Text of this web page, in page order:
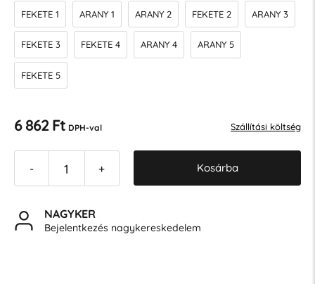
FEKETE 1 ARANY 1 ARANY 2 FEKETE 2 ARANY 3
FEKETE 3 FEKETE 4 ARANY 4 ARANY 5
FEKETE 5
6 862 Ft DPH-val Szállítási költség
- + Kosárba
NAGYKER
Bejelentkezés nagykereskedelem